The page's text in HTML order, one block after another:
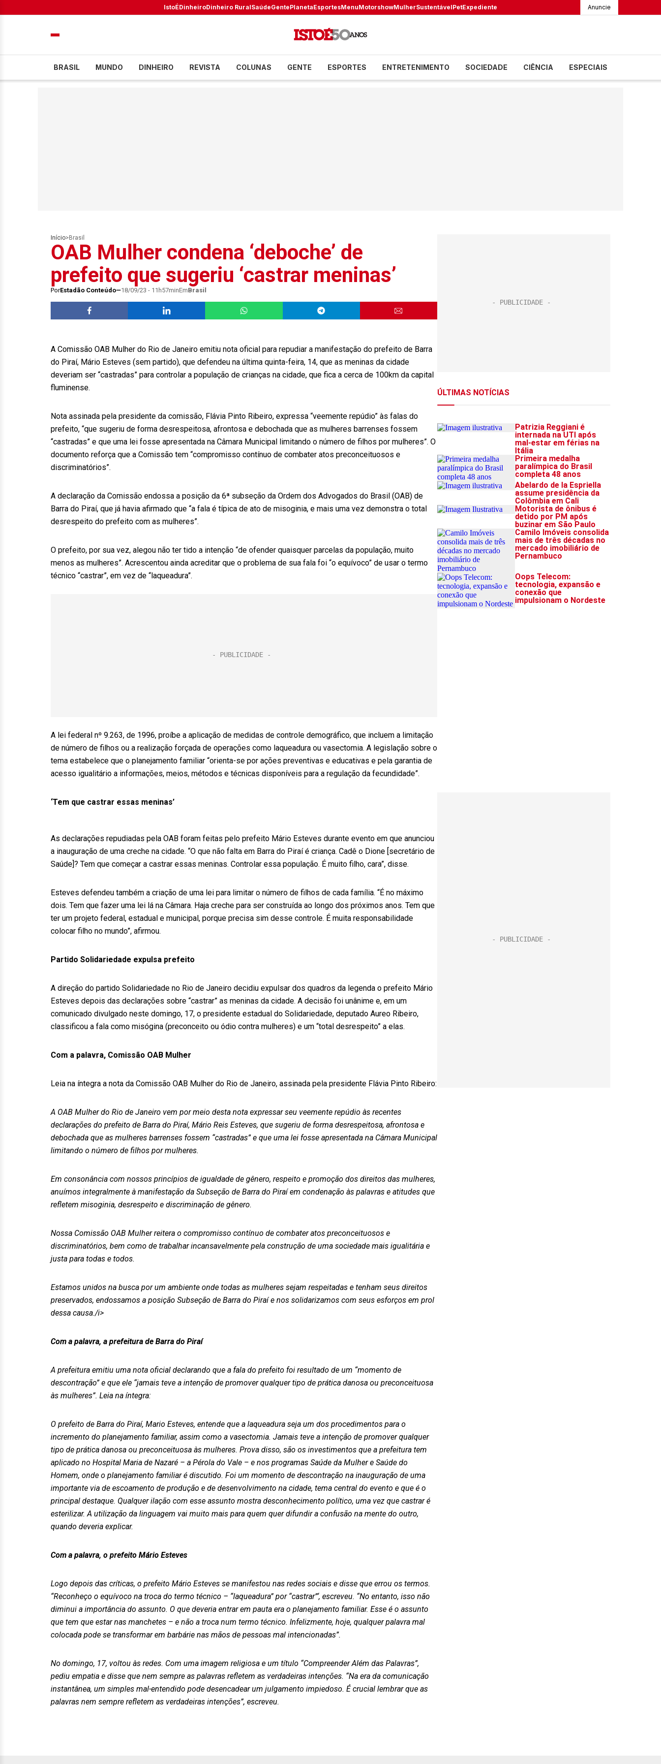
IstoÉDinheiroDinheiro RuralSaúdeGentePlanetaEsportesMenuMotorshowMulherSustentávelPetExpediente Anuncie
BRASIL MUNDO DINHEIRO REVISTA COLUNAS GENTE ESPORTES ENTRETENIMENTO SOCIEDADE CIÊNCIA ESPECIAIS
Início> Brasil
OAB Mulher condena ‘deboche’ de
prefeito que sugeriu ‘castrar meninas’
PorEstadão Conteúdo 18/09/23 - 11h57minEmBrasil
A Comissão OAB Mulher do Rio de Janeiro emitiu nota oficial para repudiar a manifestação do prefeito de Barra
do Piraí, Mário Esteves (sem partido), que defendeu na última quinta-feira, 14, que as meninas da cidade
deveriam ser “castradas” para controlar a população de crianças na cidade, que fica a cerca de 100km da capital
fluminense.
Nota assinada pela presidente da comissão, Flávia Pinto Ribeiro, expressa “veemente repúdio” às falas do
prefeito, “que sugeriu de forma desrespeitosa, afrontosa e debochada que as mulheres barrenses fossem
“castradas” e que uma lei fosse apresentada na Câmara Municipal limitando o número de filhos por mulheres”. O
documento reforça que a Comissão tem “compromisso contínuo de combater atos preconceituosos e
discriminatórios”.
A declaração da Comissão endossa a posição da 6ª subseção da Ordem dos Advogados do Brasil (OAB) de
Barra do Piraí, que já havia afirmado que “a fala é típica de ato de misoginia, e mais uma vez demonstra o total
desrespeito do prefeito com as mulheres”.
O prefeito, por sua vez, alegou não ter tido a intenção “de ofender quaisquer parcelas da população, muito
menos as mulheres”. Acrescentou ainda acreditar que o problema de sua fala foi “o equívoco” de usar o termo
técnico “castrar”, em vez de “laqueadura”.
A lei federal nº 9.263, de 1996, proíbe a aplicação de medidas de controle demográfico, que incluem a limitação
de número de filhos ou a realização forçada de operações como laqueadura ou vasectomia. A legislação sobre o
tema estabelece que o planejamento familiar “orienta-se por ações preventivas e educativas e pela garantia de
acesso igualitário a informações, meios, métodos e técnicas disponíveis para a regulação da fecundidade”.
‘Tem que castrar essas meninas’
As declarações repudiadas pela OAB foram feitas pelo prefeito Mário Esteves durante evento em que anunciou
a inauguração de uma creche na cidade. “O que não falta em Barra do Piraí é criança. Cadê o Dione [secretário de
Saúde]? Tem que começar a castrar essas meninas. Controlar essa população. É muito filho, cara”, disse.
Esteves defendeu também a criação de uma lei para limitar o número de filhos de cada família. “É no máximo
dois. Tem que fazer uma lei lá na Câmara. Haja creche para ser construída ao longo dos próximos anos. Tem que
ter um projeto federal, estadual e municipal, porque precisa sim desse controle. É muita responsabilidade
colocar filho no mundo”, afirmou.
Partido Solidariedade expulsa prefeito
A direção do partido Solidariedade no Rio de Janeiro decidiu expulsar dos quadros da legenda o prefeito Mário
Esteves depois das declarações sobre “castrar” as meninas da cidade. A decisão foi unânime e, em um
comunicado divulgado neste domingo, 17, o presidente estadual do Solidariedade, deputado Aureo Ribeiro,
classificou a fala como misógina (preconceito ou ódio contra mulheres) e um “total desrespeito” a elas.
Com a palavra, Comissão OAB Mulher
Leia na íntegra a nota da Comissão OAB Mulher do Rio de Janeiro, assinada pela presidente Flávia Pinto Ribeiro:
A OAB Mulher do Rio de Janeiro vem por meio desta nota expressar seu veemente repúdio às recentes
declarações do prefeito de Barra do Piraí, Mário Reis Esteves, que sugeriu de forma desrespeitosa, afrontosa e
debochada que as mulheres barrenses fossem “castradas” e que uma lei fosse apresentada na Câmara Municipal
limitando o número de filhos por mulheres.
Em consonância com nossos princípios de igualdade de gênero, respeito e promoção dos direitos das mulheres,
anuímos integralmente à manifestação da Subseção de Barra do Piraí em condenação às palavras e atitudes que
refletem misoginia, desrespeito e discriminação de gênero.
Nossa Comissão OAB Mulher reitera o compromisso contínuo de combater atos preconceituosos e
discriminatórios, bem como de trabalhar incansavelmente pela construção de uma sociedade mais igualitária e
justa para todas e todos.
Estamos unidos na busca por um ambiente onde todas as mulheres sejam respeitadas e tenham seus direitos
preservados, endossamos a posição Subseção de Barra do Piraí e nos solidarizamos com seus esforços em prol
dessa causa./i>
Com a palavra, a prefeitura de Barra do Piraí
A prefeitura emitiu uma nota oficial declarando que a fala do prefeito foi resultado de um “momento de
descontração” e que ele “jamais teve a intenção de promover qualquer tipo de prática danosa ou preconceituosa
às mulheres”. Leia na íntegra:
O prefeito de Barra do Piraí, Mario Esteves, entende que a laqueadura seja um dos procedimentos para o
incremento do planejamento familiar, assim como a vasectomia. Jamais teve a intenção de promover qualquer
tipo de prática danosa ou preconceituosa às mulheres. Prova disso, são os investimentos que a prefeitura tem
aplicado no Hospital Maria de Nazaré – a Pérola do Vale – e nos programas Saúde da Mulher e Saúde do
Homem, onde o planejamento familiar é discutido. Foi um momento de descontração na inauguração de uma
importante via de escoamento de produção e de desenvolvimento na cidade, tema central do evento e que é o
principal destaque. Qualquer ilação com esse assunto mostra desconhecimento político, uma vez que castrar é
esterilizar. A utilização da linguagem vai muito mais para quem quer difundir a confusão na mente do outro,
quando deveria explicar.
Com a palavra, o prefeito Mário Esteves
Logo depois das críticas, o prefeito Mário Esteves se manifestou nas redes sociais e disse que errou os termos.
“Reconheço o equívoco na troca do termo técnico – “laqueadura” por “castrar”‘, escreveu. “No entanto, isso não
diminui a importância do assunto. O que deveria entrar em pauta era o planejamento familiar. Esse é o assunto
que tem que estar nas manchetes – e não a troca num termo técnico. Infelizmente, hoje, qualquer palavra mal
colocada pode se transformar em barbárie nas mãos de pessoas mal intencionadas”.
No domingo, 17, voltou às redes. Com uma imagem religiosa e um título “Compreender Além das Palavras”,
pediu empatia e disse que nem sempre as palavras refletem as verdadeiras intenções. “Na era da comunicação
instantânea, um simples mal-entendido pode desencadear um julgamento impiedoso. É crucial lembrar que as
palavras nem sempre refletem as verdadeiras intenções”, escreveu.